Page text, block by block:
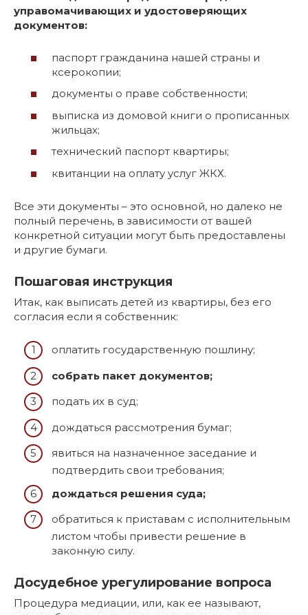
управомачивающих и удостоверяющих
документов:
паспорт гражданина нашей страны и
ксерокопии;
документы о праве собственности;
выписка из домовой книги о прописанных
жильцах;
технический паспорт квартиры;
квитанции на оплату услуг ЖКХ.
Все эти документы – это основной, но далеко не
полный перечень, в зависимости от вашей
конкретной ситуации могут быть предоставлены
и другие бумаги.
Пошаговая инструкция
Итак, как выписать детей из квартиры, без его
согласия если я собственник:
оплатить государственную пошлину;
собрать пакет документов;
подать их в суд;
дождаться рассмотрения бумаг;
явиться на назначенное заседание и
подтвердить свои требования;
дождаться решения суда;
обратиться к приставам с исполнительным
листом чтобы привести решение в
законную силу.
Досудебное урегулирование вопроса
Процедура медиации, или, как ее называют,